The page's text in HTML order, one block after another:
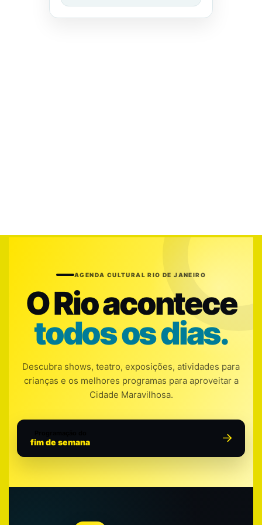
AGENDA CULTURAL RIO DE JANEIRO
O Rio acontece
todos os dias.
Descubra shows, teatro, exposições, atividades para
crianças e os melhores programas para aproveitar a
Cidade Maravilhosa.
fim de semana